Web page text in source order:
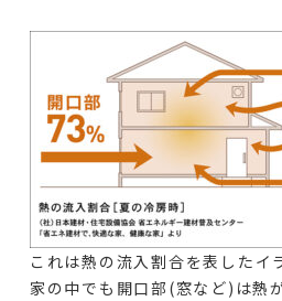
これは熱の流入割合を表したイ
家の中でも開口部(窓など)は熱